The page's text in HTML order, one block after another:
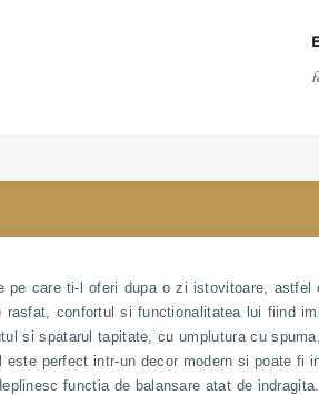
care ti-l oferi dupa o zi istovitoare,
confortul si functionalitatea lui fiind
si spatarul tapitate, cu umplutura cu
perfect intr-un decor modern si poate
functia de balansare atat de